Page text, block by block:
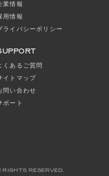
業情報
用情報
ライバシーポリシー
くあるご質問
イトマップ
問い合わせ
ポート
RESERVED.